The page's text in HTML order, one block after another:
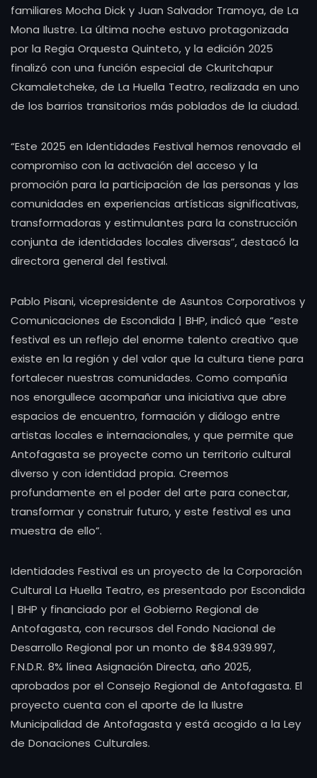
familiares Mocha Dick y Juan Salvador Tramoya, de La
Mona Ilustre. La última noche estuvo protagonizada
por la Regia Orquesta Quinteto, y la edición 2025
finalizó con una función especial de Ckuritchapur
Ckamaletcheke, de La Huella Teatro, realizada en uno
de los barrios transitorios más poblados de la ciudad.
“Este 2025 en Identidades Festival hemos renovado el
compromiso con la activación del acceso y la
promoción para la participación de las personas y las
comunidades en experiencias artísticas significativas,
transformadoras y estimulantes para la construcción
conjunta de identidades locales diversas”, destacó la
directora general del festival.
Pablo Pisani, vicepresidente de Asuntos Corporativos y
Comunicaciones de Escondida | BHP, indicó que “este
festival es un reflejo del enorme talento creativo que
existe en la región y del valor que la cultura tiene para
fortalecer nuestras comunidades. Como compañía
nos enorgullece acompañar una iniciativa que abre
espacios de encuentro, formación y diálogo entre
artistas locales e internacionales, y que permite que
Antofagasta se proyecte como un territorio cultural
diverso y con identidad propia. Creemos
profundamente en el poder del arte para conectar,
transformar y construir futuro, y este festival es una
muestra de ello”.
Identidades Festival es un proyecto de la Corporación
Cultural La Huella Teatro, es presentado por Escondida
| BHP y financiado por el Gobierno Regional de
Antofagasta, con recursos del Fondo Nacional de
Desarrollo Regional por un monto de $84.939.997,
F.N.D.R. 8% línea Asignación Directa, año 2025,
aprobados por el Consejo Regional de Antofagasta. El
proyecto cuenta con el aporte de la Ilustre
Municipalidad de Antofagasta y está acogido a la Ley
de Donaciones Culturales.